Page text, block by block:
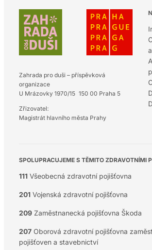
Zahrada pro duši – příspěvková
organizace
U Mrázovky 1970/15 150 00 Praha 5
Zřizovatel:
Magistrát hlavního města Prahy
SPOLUPRACUJEME S TĚMITO ZDRAVOTNÍMI
111 Všeobecná zdravotní pojišťovna
201 Vojenská zdravotní pojišťovna
209Zaměstnanecká pojišťovna Škoda
207Oborová zdravotní pojišťovna
pojišťoven a stavebnictví